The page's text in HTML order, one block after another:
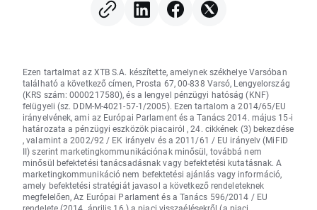
Ezen tartalmat az XTB S.A. készítette, amelynek székhelye Varsóban
található a következő címen, Prosta 67, 00-838 Varsó, Lengyelország
(KRS szám: 0000217580), és a lengyel pénzügyi hatóság (KNF)
felügyeli (sz. DDM-M-4021-57-1/2005). Ezen tartalom a 2014/65/EU
irányelvének, ami az Európai Parlament és a Tanács 2014. május 15-i
határozata a pénzügyi eszközök piacairól , 24. cikkének (3) bekezdése
, valamint a 2002/92 / EK irányelv és a 2011/61 / EU irányelv (MiFID
II) szerint marketingkommunikációnak minősül, továbbá nem
minősül befektetési tanácsadásnak vagy befektetési kutatásnak. A
marketingkommunikáció nem befektetési ajánlás vagy információ,
amely befektetési stratégiát javasol a következő rendeleteknek
megfelelően, Az Európai Parlament és a Tanács 596/2014 / EU